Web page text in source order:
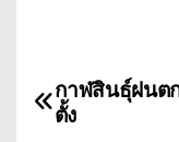
น
กาฬสินธุ์ฝนต
ตั้ง